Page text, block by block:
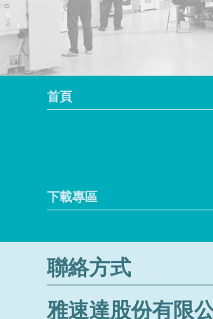
首頁
下載專區
聯絡方式
雅速達股份有限